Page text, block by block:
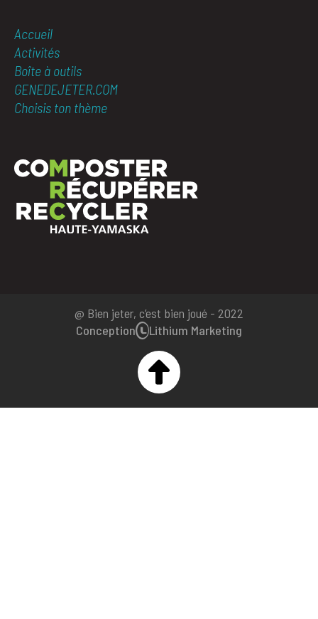
Accueil
Activités
Boîte à outils
GENEDEJETER.COM
Choisis ton thème
@ Bien jeter, c’est bien joué - 2022
Conception
Lithium Marketing